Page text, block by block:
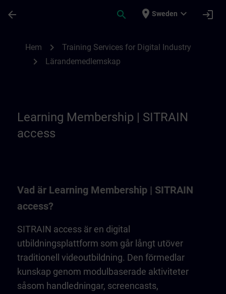
arrow_back search place Sweden expand_more login
Hem chevron_right Training Services for Digital Industry
chevron_right Lärandemedlemskap
Learning Membership | SITRAIN
access
Vad är Learning Membership | SITRAIN
access?
SITRAIN access är en digital
utbildningsplattform som går långt utöver
traditionell videoutbildning. Den förmedlar
kunskap genom modulbaserade aktiviteter
såsom handledningar, screencasts,